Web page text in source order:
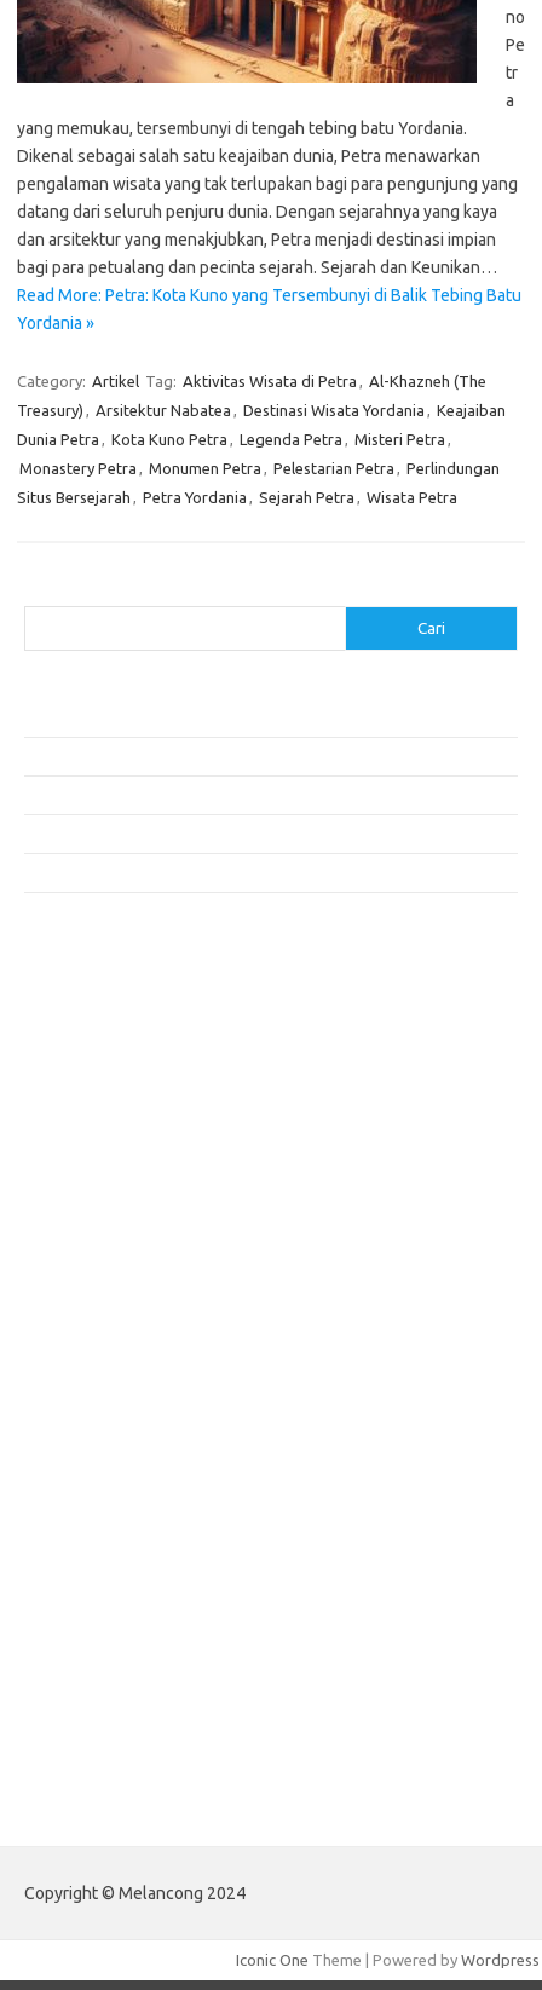
no
Pe
tr
a
yang memukau, tersembunyi di tengah tebing batu Yordania.
Dikenal sebagai salah satu keajaiban dunia, Petra menawarkan
pengalaman wisata yang tak terlupakan bagi para pengunjung yang
datang dari seluruh penjuru dunia. Dengan sejarahnya yang kaya
dan arsitektur yang menakjubkan, Petra menjadi destinasi impian
bagi para petualang dan pecinta sejarah. Sejarah dan Keunikan…
Read More: Petra: Kota Kuno yang Tersembunyi di Balik Tebing Batu
Yordania »
Category: Artikel Tag: Aktivitas Wisata di Petra , Al-Khazneh (The
Treasury) , Arsitektur Nabatea , Destinasi Wisata Yordania , Keajaiban
Dunia Petra , Kota Kuno Petra , Legenda Petra , Misteri Petra ,
Monastery Petra , Monumen Petra , Pelestarian Petra , Perlindungan
Situs Bersejarah , Petra Yordania , Sejarah Petra , Wisata Petra
Cari
Copyright © Melancong 2024
Iconic One Theme | Powered by Wordpress